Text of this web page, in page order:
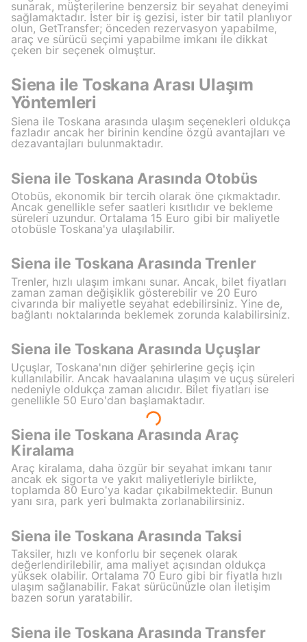
sunarak, müşterilerine benzersiz bir seyahat deneyimi
sağlamaktadır. İster bir iş gezisi, ister bir tatil planlıyor
olun, GetTransfer; önceden rezervasyon yapabilme,
araç ve sürücü seçimi yapabilme imkanı ile dikkat
çeken bir seçenek olmuştur.
Siena ile Toskana Arası Ulaşım
Yöntemleri
Siena ile Toskana arasında ulaşım seçenekleri oldukça
fazladır ancak her birinin kendine özgü avantajları ve
dezavantajları bulunmaktadır.
Siena ile Toskana Arasında Otobüs
Otobüs, ekonomik bir tercih olarak öne çıkmaktadır.
Ancak genellikle sefer saatleri kısıtlıdır ve bekleme
süreleri uzundur. Ortalama 15 Euro gibi bir maliyetle
otobüsle Toskana'ya ulaşılabilir.
Siena ile Toskana Arasında Trenler
Trenler, hızlı ulaşım imkanı sunar. Ancak, bilet fiyatları
zaman zaman değişiklik gösterebilir ve 20 Euro
civarında bir maliyetle seyahat edebilirsiniz. Yine de,
bağlantı noktalarında beklemek zorunda kalabilirsiniz.
Siena ile Toskana Arasında Uçuşlar
Uçuşlar, Toskana'nın diğer şehirlerine geçiş için
kullanılabilir. Ancak havaalanına ulaşım ve uçuş süreleri
nedeniyle oldukça zaman alıcıdır. Bilet fiyatları ise
genellikle 50 Euro'dan başlamaktadır.
Siena ile Toskana Arasında Araç
Kiralama
Araç kiralama, daha özgür bir seyahat imkanı tanır
ancak ek sigorta ve yakıt maliyetleriyle birlikte,
toplamda 80 Euro'ya kadar çıkabilmektedir. Bunun
yanı sıra, park yeri bulmakta zorlanabilirsiniz.
Siena ile Toskana Arasında Taksi
Taksiler, hızlı ve konforlu bir seçenek olarak
değerlendirilebilir, ama maliyet açısından oldukça
yüksek olabilir. Ortalama 70 Euro gibi bir fiyatla hızlı
ulaşım sağlanabilir. Fakat sürücünüzle olan iletişim
bazen sorun yaratabilir.
Siena ile Toskana Arasında Transfer